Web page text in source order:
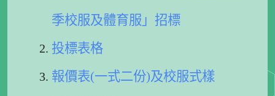
季校服及體育服」招標
投標表格
報價表(一式二份)及校服式樣